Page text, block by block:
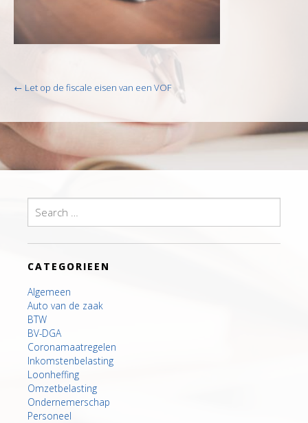
Post
← Let op de fiscale eisen van een VOF
for:
CATEGORIEEN
Algemeen
Auto van de zaak
BTW
BV-DGA
Coronamaatregelen
Inkomstenbelasting
Loonheffing
Omzetbelasting
Ondernemerschap
Personeel